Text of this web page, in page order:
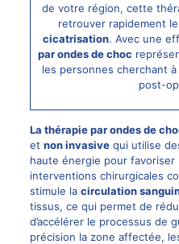
de votre région, cette
retrouver rapidement
cicatrisation. Avec une
par ondes de choc
les personnes cherchant
post-
La thérapie par ondes de
et non invasivequi utilise
haute énergie pour favoriser
interventions chirurgicales
stimule la circulation
tissus, ce qui permet de
d’accélérer le processus de
précision la zone affectée,